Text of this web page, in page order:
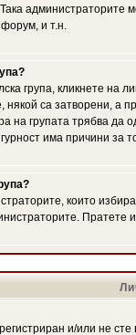
и т.н.
група, кликнете на
някой са затворени, а
на групата трябва
има причини за
които
и/или не